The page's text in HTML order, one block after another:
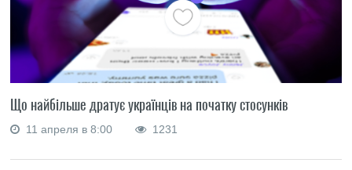
Що найбільше дратує українців на початку стосунків
11 апреля в 8:00 1231